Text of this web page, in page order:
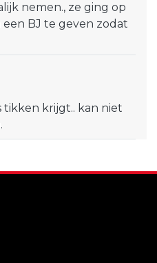
nemen., ze ging op
BJ te geven zodat
tikken krijgt.. kan niet